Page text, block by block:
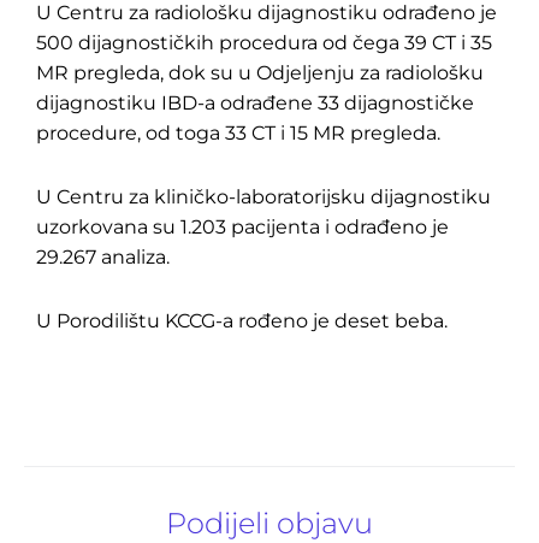
U Centru za radiološku dijagnostiku odrađeno je
500 dijagnostičkih procedura od čega 39 CT i 35
MR pregleda, dok su u Odjeljenju za radiološku
dijagnostiku IBD-a odrađene 33 dijagnostičke
procedure, od toga 33 CT i 15 MR pregleda.
U Centru za kliničko-laboratorijsku dijagnostiku
uzorkovana su 1.203 pacijenta i odrađeno je
29.267 analiza.
U Porodilištu KCCG-a rođeno je deset beba.
Podijeli objavu